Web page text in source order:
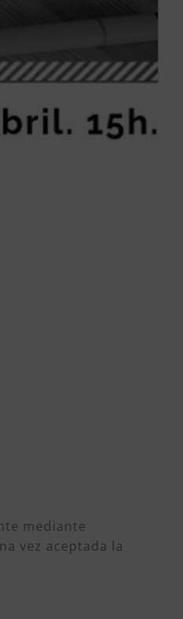
mediante
vez aceptada la